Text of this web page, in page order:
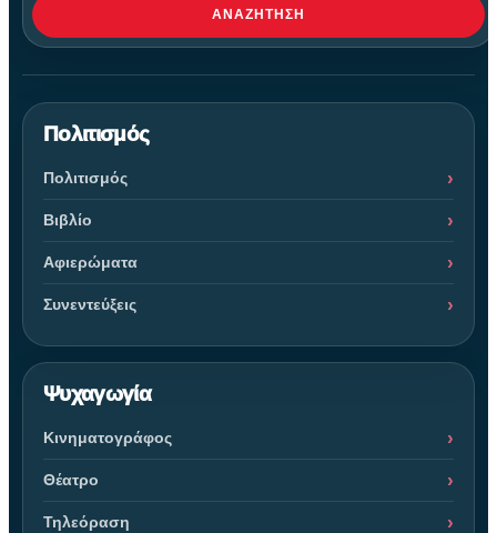
ΑΝΑΖΉΤΗΣΗ
Πολιτισμός
Πολιτισμός
Βιβλίο
Αφιερώματα
Συνεντεύξεις
Ψυχαγωγία
Κινηματογράφος
Θέατρο
Τηλεόραση